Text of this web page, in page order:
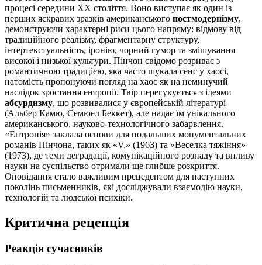
процесі середини XX століття. Воно виступає як один із
перших яскравих зразків американського постмодернізму,
демонструючи характерні риси цього напряму: відмову від
традиційного реалізму, фрагментарну структуру,
інтертекстуальність, іронію, чорний гумор та змішування
високої і низької культури. Пінчон свідомо розриває з
романтичною традицією, яка часто шукала сенс у хаосі,
натомість пропонуючи погляд на хаос як на неминучий
наслідок зростання ентропії. Твір перегукується з ідеями
абсурдизму, що розвивалися у європейській літературі
(Альбер Камю, Семюел Беккет), але надає їм унікального
американського, науково-технологічного забарвлення.
«Ентропія» заклала основи для подальших монументальних
романів Пінчона, таких як «V.» (1963) та «Веселка тяжіння»
(1973), де теми деградації, комунікаційного розпаду та впливу
науки на суспільство отримали ще глибше розкриття.
Оповідання стало важливим прецедентом для наступних
поколінь письменників, які досліджували взаємодію науки,
технологій та людської психіки.
Критична рецепція
Реакція сучасників